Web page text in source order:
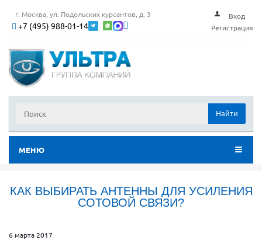
г. Москва, ул. Подольских курсантов, д. 3
+7 (495) 988-01-14
Вход
Регистрация
Найти
МЕНЮ
КАК ВЫБИРАТЬ АНТЕННЫ ДЛЯ УСИЛЕНИЯ
СОТОВОЙ СВЯЗИ?
6 марта 2017